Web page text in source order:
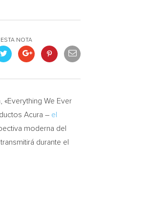
NOTA
«Everything We Ever
Acura – el
moderna del
durante el